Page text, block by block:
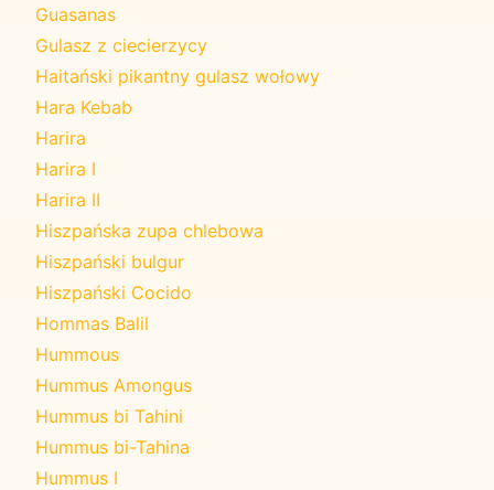
Guasanas
Gulasz z ciecierzycy
Haitański pikantny gulasz wołowy
Hara Kebab
Harira
Harira I
Harira II
Hiszpańska zupa chlebowa
Hiszpański bulgur
Hiszpański Cocido
Hommas Balil
Hummous
Hummus Amongus
Hummus bi Tahini
Hummus bi-Tahina
Hummus I